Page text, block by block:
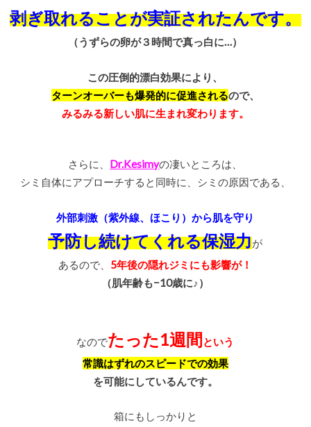
剥ぎ取れることが実証されたんです。
（うずらの卵が３時間で真っ白に…）
この圧倒的漂白効果により、
ターンオーバーも爆発的に促進されるので、
みるみる新しい肌に生まれ変わります。
さらに、 Dr.Kesimyの凄いところは、
シミ自体にアプローチすると同時に、シミの原因である、
外部刺激（紫外線、ほこり）から肌を守り
予防し続けてくれる保湿力が
あるので、 5年後の隠れジミにも影響が！
（肌年齢も−10歳に♪）
なのでたった1週間という
常識はずれのスピードでの効果
を可能にしているんです。
箱にもしっかりと